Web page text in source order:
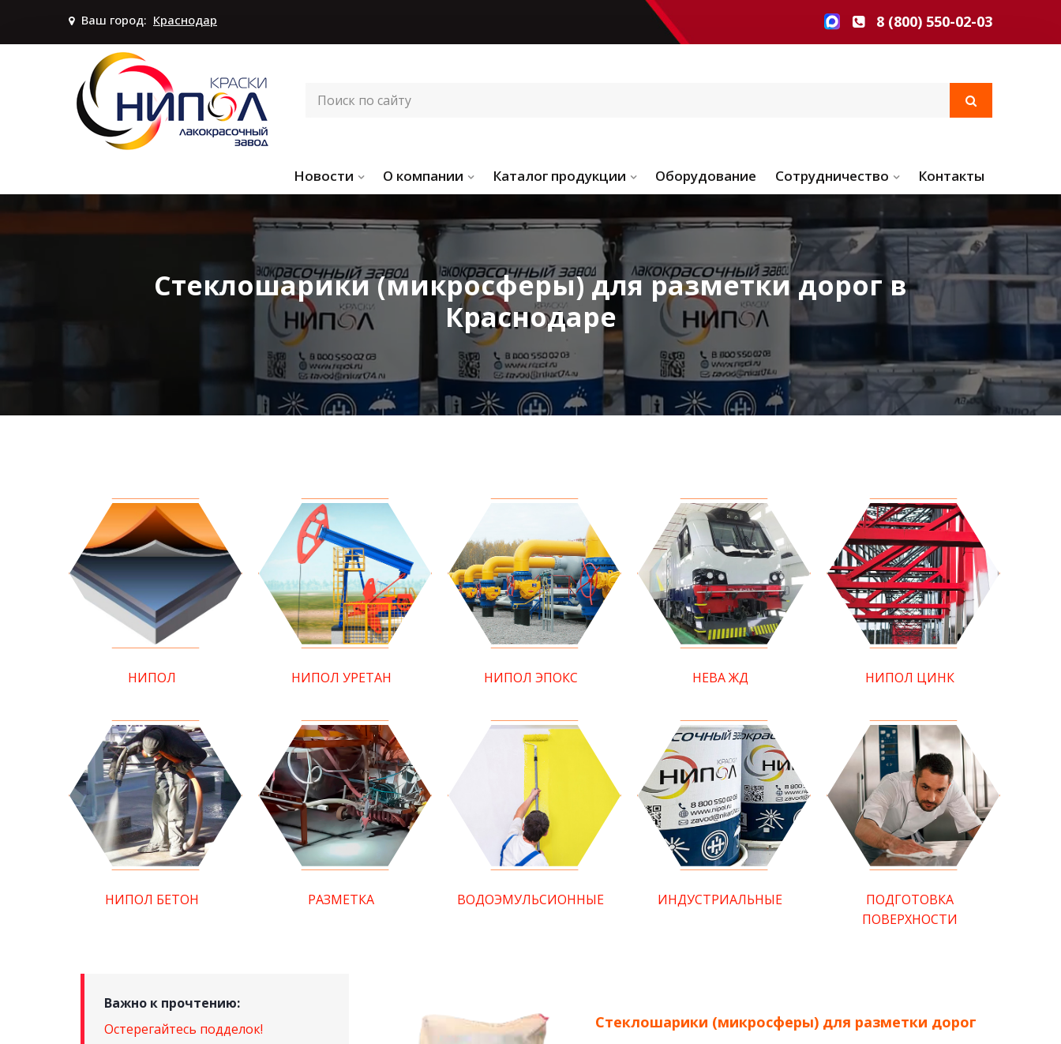
Ваш город: Краснодар 8 (800) 550-02-03
Новости О компании Каталог продукции Оборудование Сотрудничество Контакты
Стеклошарики (микросферы) для разметки дорог в
Краснодаре
НИПОЛ НИПОЛ УРЕТАН НИПОЛ ЭПОКС НЕВА ЖД НИПОЛ ЦИНК
НИПОЛ БЕТОН РАЗМЕТКА ВОДОЭМУЛЬСИОННЫЕ ИНДУСТРИАЛЬНЫЕ
ПОДГОТОВКА
ПОВЕРХНОСТИ
Важно к прочтению:
Остерегайтесь подделок!
Стеклошарики (микросферы) для разметки дорог